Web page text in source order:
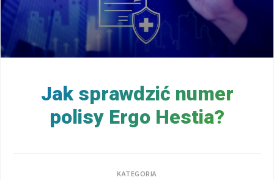
Jak sprawdzić numer
polisy Ergo Hestia?
KATEGORIA